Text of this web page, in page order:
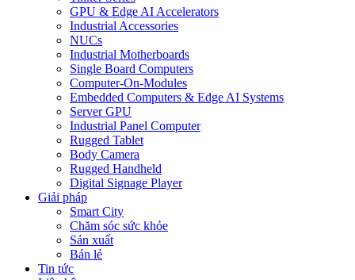
GPU & Edge AI Accelerators
Industrial Accessories
NUCs
Industrial Motherboards
Single Board Computers
Computer-On-Modules
Embedded Computers & Edge AI Systems
Server GPU
Industrial Panel Computer
Rugged Tablet
Body Camera
Rugged Handheld
Digital Signage Player
Giải pháp
Smart City
Chăm sóc sức khỏe
Sản xuất
Bán lẻ
Tin tức